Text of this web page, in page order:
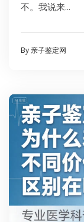
不。我说来...
By 亲子鉴定网